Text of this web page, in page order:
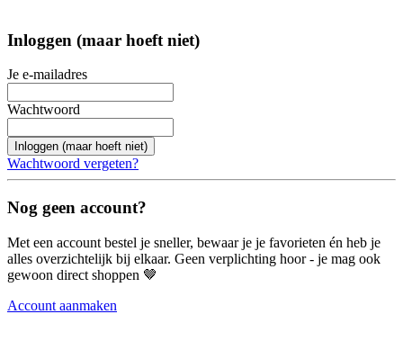
Inloggen (maar hoeft niet)
Je e-mailadres
Wachtwoord
Inloggen (maar hoeft niet)
Wachtwoord vergeten?
Nog geen account?
Met een account bestel je sneller, bewaar je je favorieten én heb je
alles overzichtelijk bij elkaar. Geen verplichting hoor - je mag ook
gewoon direct shoppen 🤎
Account aanmaken